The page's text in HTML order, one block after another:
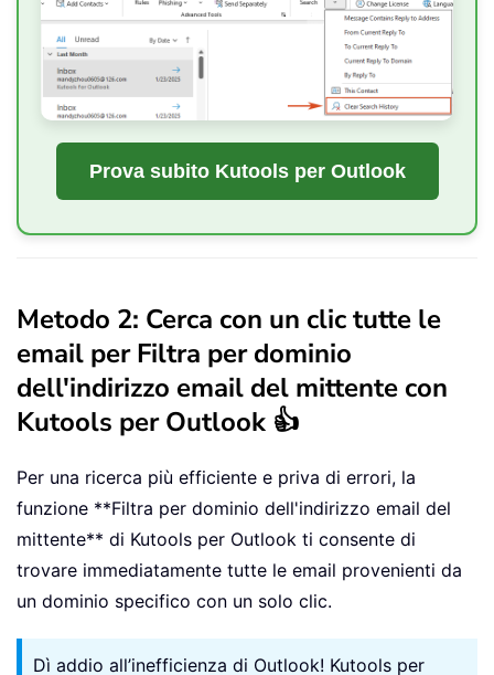
Prova subito Kutools per Outlook
Metodo 2: Cerca con un clic tutte le
email per Filtra per dominio
dell'indirizzo email del mittente con
Kutools per Outlook 👍
Per una ricerca più efficiente e priva di errori, la
funzione **Filtra per dominio dell'indirizzo email del
mittente** di Kutools per Outlook ti consente di
trovare immediatamente tutte le email provenienti da
un dominio specifico con un solo clic.
Dì addio all’inefficienza di Outlook! Kutools per